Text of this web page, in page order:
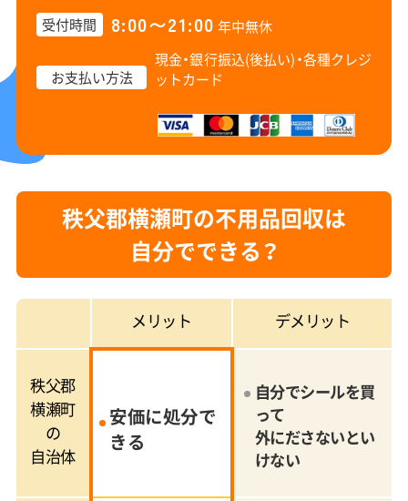
受付時間 8:00〜21:00 年中無休
お支払い方法
現金・銀行振込(後払い)・各種クレジ
ットカード
秩父郡横瀬町の不用品回収は
自分でできる？
メリット デメリット
秩父郡
横瀬町
の
自治体
安価に処分で
きる
自分でシールを買
って
外にださないとい
けない